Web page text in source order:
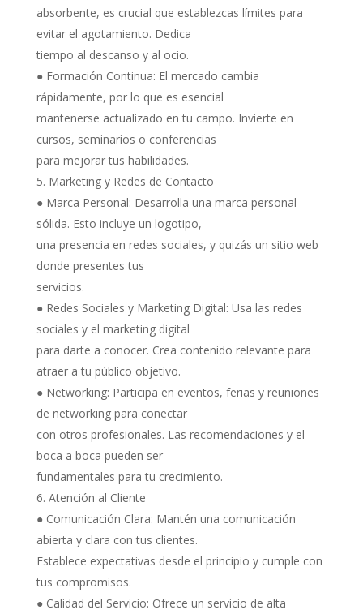
absorbente, es crucial que establezcas límites para
evitar el agotamiento. Dedica
tiempo al descanso y al ocio.
● Formación Continua: El mercado cambia
rápidamente, por lo que es esencial
mantenerse actualizado en tu campo. Invierte en
cursos, seminarios o conferencias
para mejorar tus habilidades.
Marketing y Redes de Contacto
● Marca Personal: Desarrolla una marca personal
sólida. Esto incluye un logotipo,
una presencia en redes sociales, y quizás un sitio web
donde presentes tus
servicios.
● Redes Sociales y Marketing Digital: Usa las redes
sociales y el marketing digital
para darte a conocer. Crea contenido relevante para
atraer a tu público objetivo.
● Networking: Participa en eventos, ferias y reuniones
de networking para conectar
con otros profesionales. Las recomendaciones y el
boca a boca pueden ser
fundamentales para tu crecimiento.
Atención al Cliente
● Comunicación Clara: Mantén una comunicación
abierta y clara con tus clientes.
Establece expectativas desde el principio y cumple con
tus compromisos.
● Calidad del Servicio: Ofrece un servicio de alta